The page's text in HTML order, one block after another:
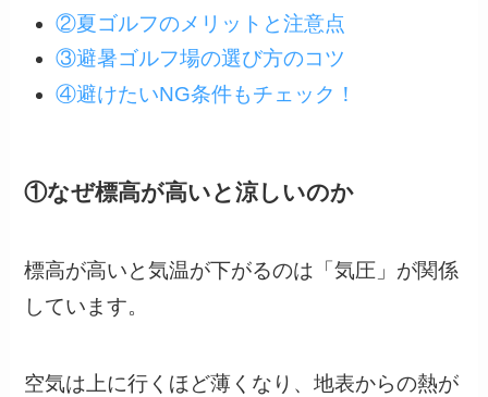
②夏ゴルフのメリットと注意点
③避暑ゴルフ場の選び方のコツ
④避けたいNG条件もチェック！
①なぜ標高が高いと涼しいのか
標高が高いと気温が下がるのは「気圧」が関係
しています。
空気は上に行くほど薄くなり、地表からの熱が